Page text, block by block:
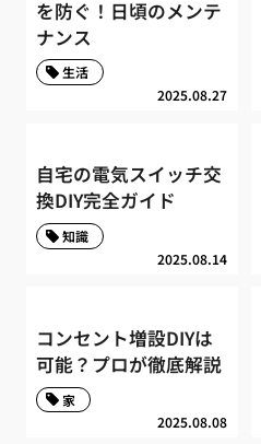
を防ぐ！日頃のメンテ
ナンス
2025.08.27
生活
自宅の電気スイッチ交
換DIY完全ガイド
2025.08.14
知識
コンセント増設DIYは
可能？プロが徹底解説
2025.08.08
家